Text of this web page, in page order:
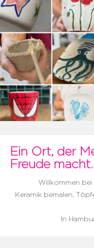
Ein Ort, der
Freude macht.
Willkommen bei
Keramik bemalen,
In